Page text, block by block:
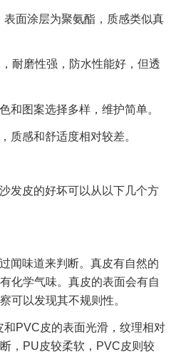
表面涂层为聚氨酯，质感类似真
耐磨性强，防水性能好，但透
和图案选择多样，维护简单。
质感和舒适度相对较差。
发皮的好坏可以从以下几个方
闻味道来判断。真皮有自然的
化学气味。真皮的表面会有自
可以发现其不规则性。
和PVC皮的表面光滑，纹理相对
，PU皮较柔软，PVC皮则较